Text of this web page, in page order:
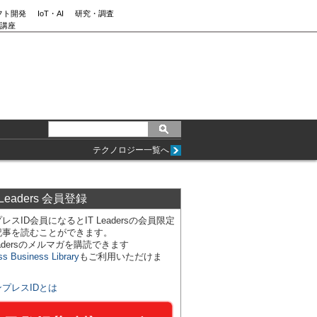
ト開発 IoT・AI
研究・調査
座
テクノロジー一覧へ
会員登録
スID会員になるとIT Leadersの会員限定
を読むことができます。
のメルマガを購読できます
Business Libraryもご利用いただけま
プレスIDとは